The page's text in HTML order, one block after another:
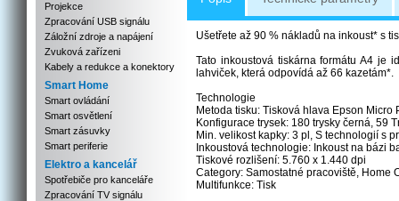
Projekce
Zpracování USB signálu
Záložní zdroje a napájení
Zvuková zařízeni
Kabely a redukce a konektory
Smart Home
Smart ovládání
Smart osvětlení
Smart zásuvky
Smart periferie
Elektro a kancelář
Spotřebiče pro kanceláře
Zpracování TV signálu
Ušetřete až 90 % nákladů na inkoust* s
Tato inkoustová tiskárna formátu A4 je
lahviček, která odpovídá až 66 kazetám*.
Technologie
Metoda tisku: Tisková hlava Epson
Konfigurace trysek: 180 trysky černá, 59
Min. velikost kapky: 3 pl, S technologií s
Inkoustová technologie: Inkoust na bázi
Tiskové rozlišení: 5.760 x 1.440 dpi
Category: Samostatné pracoviště, Home
Multifunkce: Tisk